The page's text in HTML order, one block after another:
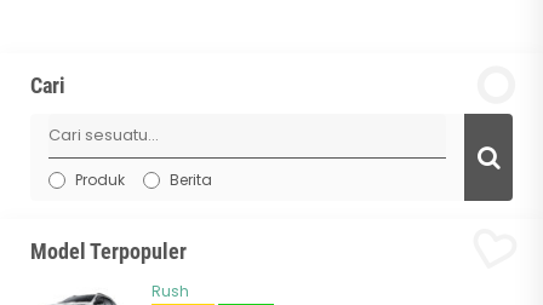
Cari
Produk Berita
Model Terpopuler
Rush